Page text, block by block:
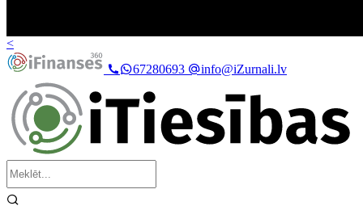
<
67280693
info@iZurnali.lv